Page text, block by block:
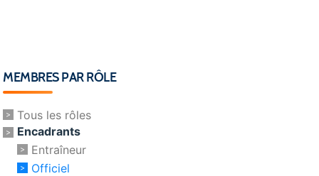
MEMBRES PAR RÔLE
Tous les rôles
Encadrants
Entraîneur
Officiel